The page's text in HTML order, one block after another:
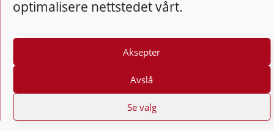
optimalisere nettstedet vårt.
Aksepter
Avslå
Se valg